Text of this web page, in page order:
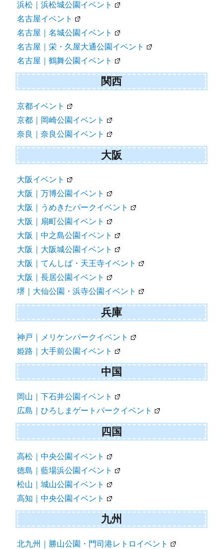
浜松｜浜松城公園イベント
名古屋イベント
名古屋｜名城公園イベント
名古屋｜栄・久屋大通公園イベント
名古屋｜鶴舞公園イベント
関西
京都イベント
京都｜岡崎公園イベント
奈良｜奈良公園イベント
大阪
大阪イベント
大阪｜万博公園イベント
大阪｜うめきたパークイベント
大阪｜扇町公園イベント
大阪｜中之島公園イベント
大阪｜大阪城公園イベント
大阪｜てんしば・天王寺イベント
大阪｜長居公園イベント
堺｜大仙公園・浜寺公園イベント
兵庫
神戸｜メリケンパークイベント
姫路｜大手前公園イベント
中国
岡山｜下石井公園イベント
広島｜ひろしまゲートパークイベント
四国
高松｜中央公園イベント
徳島｜藍場浜公園イベント
松山｜城山公園イベント
高知｜中央公園イベント
九州
北九州｜勝山公園・門司港レトロイベント